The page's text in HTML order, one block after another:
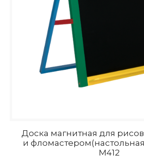
Доска магнитная для
и
M412